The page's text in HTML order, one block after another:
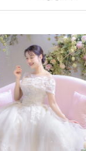
新婦衣装2着
ヘアメイク
データ 100 カット
会食
家族用衣装レンタル
その他含むもの
クセサリー、シャツ、